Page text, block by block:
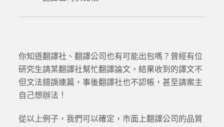
你知道翻譯社、翻譯公司也有可能出包嗎？曾經有位
研究生請某翻譯社幫忙翻譯論文，結果收到的譯文不
但文法錯誤連篇，事後翻譯社也不認帳，甚至請案主
自己想辦法！
從以上例子，我們可以確定，市面上翻譯公司的品質